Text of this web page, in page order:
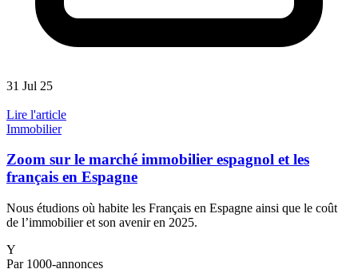
31 Jul 25
Lire l'article
Immobilier
Zoom sur le marché immobilier espagnol et les
français en Espagne
Nous étudions où habite les Français en Espagne ainsi que le coût
de l’immobilier et son avenir en 2025.
Y
Par 1000-annonces